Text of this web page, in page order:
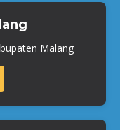
Malang